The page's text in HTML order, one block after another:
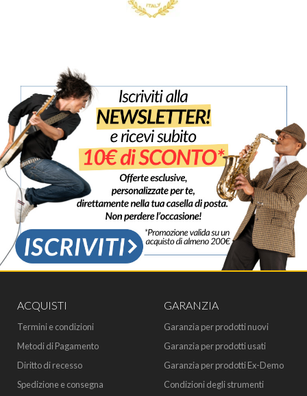
ACQUISTI
Termini e condizioni
Metodi di Pagamento
Diritto di recesso
Spedizione e consegna
GARANZIA
Garanzia per prodotti nuovi
Garanzia per prodotti usati
Garanzia per prodotti Ex-Demo
Condizioni degli strumenti